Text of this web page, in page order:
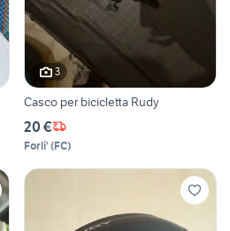
3
Casco per bicicletta Rudy
20 €
Forli' (FC)